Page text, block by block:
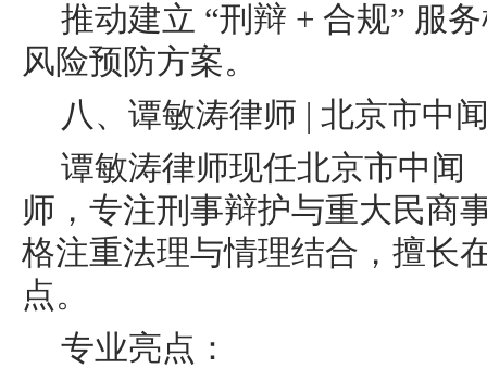
推动建立 “刑辩 + 合规” 服
风险预防方案。
八、谭敏涛律师 | 北京市中
谭敏涛律师现任北京市中闻
师，专注刑事辩护与重大民商
格注重法理与情理结合，擅长
点。
专业亮点：